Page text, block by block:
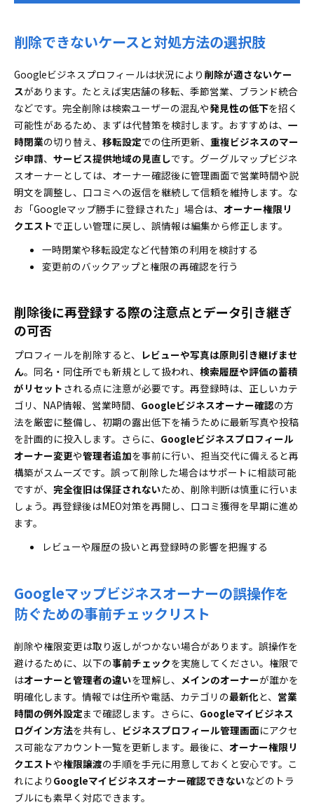
削除できないケースと対処方法の選択肢
Googleビジネスプロフィールは状況により 削除が適さないケー
スがあります。たとえば実店舗の移転、季節営業、ブランド統合
などです。完全削除は検索ユーザーの混乱や発見性の低下を招く
可能性があるため、まずは代替策を検討します。おすすめは、 一
時閉業の切り替え、 移転設定での住所更新、 重複ビジネスのマー
ジ申請、 サービス提供地域の見直しです。グーグルマップビジネ
スオーナーとしては、オーナー確認後に管理画面で営業時間や説
明文を調整し、口コミへの返信を継続して信頼を維持します。な
お「Googleマップ勝手に登録された」場合は、 オーナー権限リ
クエストで正しい管理に戻し、誤情報は編集から修正します。
一時閉業や移転設定など代替策の利用を検討する
変更前のバックアップと権限の再確認を行う
削除後に再登録する際の注意点とデータ引き継ぎ
の可否
プロフィールを削除すると、 レビューや写真は原則引き継げませ
ん。同名・同住所でも新規として扱われ、 検索履歴や評価の蓄積
がリセット される点に注意が必要です。再登録時は、正しいカテ
ゴリ、NAP情報、営業時間、 Googleビジネスオーナー確認の方
法を厳密に整備し、初期の露出低下を補うために最新写真や投稿
を計画的に投入します。さらに、 Googleビジネスプロフィール
オーナー変更や管理者追加を事前に行い、担当交代に備えると再
構築がスムーズです。誤って削除した場合はサポートに相談可能
ですが、 完全復旧は保証されないため、削除判断は慎重に行いま
しょう。再登録後はMEO対策を再開し、口コミ獲得を早期に進め
ます。
レビューや履歴の扱いと再登録時の影響を把握する
Googleマップビジネスオーナーの誤操作を
防ぐための事前チェックリスト
削除や権限変更は取り返しがつかない場合があります。誤操作を
避けるために、以下の事前チェックを実施してください。権限で
はオーナーと管理者の違いを理解し、 メインのオーナーが誰かを
明確化します。情報では住所や電話、カテゴリの最新化と、 営業
時間の例外設定まで確認します。さらに、 Googleマイビジネス
ログイン方法を共有し、 ビジネスプロフィール管理画面にアクセ
ス可能なアカウント一覧を更新します。最後に、 オーナー権限リ
クエストや権限譲渡の手順を手元に用意しておくと安心です。こ
れにより Googleマイビジネスオーナー確認できないなどのトラ
ブルにも素早く対応できます。